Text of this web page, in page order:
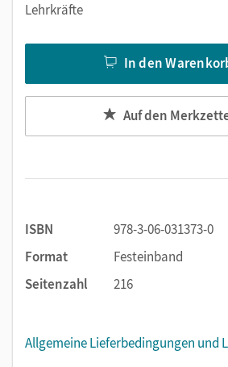
Lehrkräfte
In den
Auf den
ISBN
978-3-06-031373-0
Format
Festeinband
Seitenzahl
216
Allgemeine Lieferbedingungen und